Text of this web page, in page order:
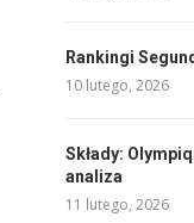
Rankingi
10 lutego, 2026
Składy:
analiza
11 lutego, 2026